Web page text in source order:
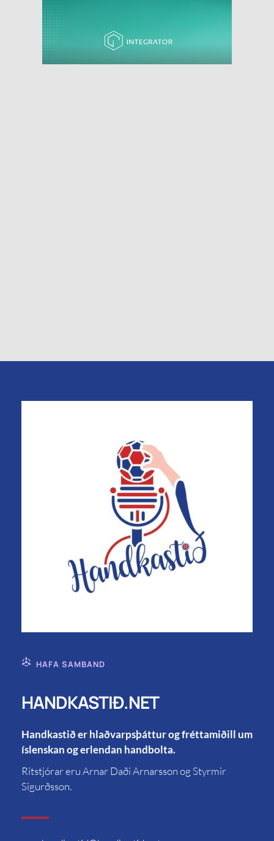
HAFA SAMBAND
HANDKASTIÐ.NET
Handkastið er hlaðvarpsþáttur og fréttamiðill um
íslenskan og erlendan handbolta.
Ritstjórar eru Arnar Daði Arnarsson og Styrmir
Sigurðsson.